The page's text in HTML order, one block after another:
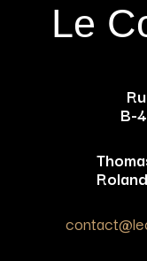
Le
B-
Roland